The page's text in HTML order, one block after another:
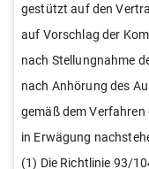
gestützt auf den
auf Vorschlag der
nach Stellungnahme
nach Anhörung des
gemäß dem
in Erwägung
(1) Die Richtlinie 93/